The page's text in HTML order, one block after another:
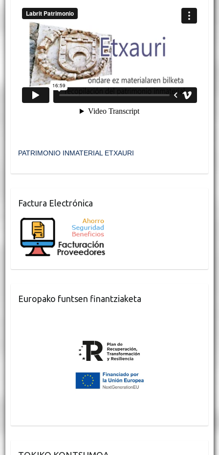
PATRIMONIO INMATERIAL ETXAURI
Factura Electrónica
Europako funtsen finantziaketa